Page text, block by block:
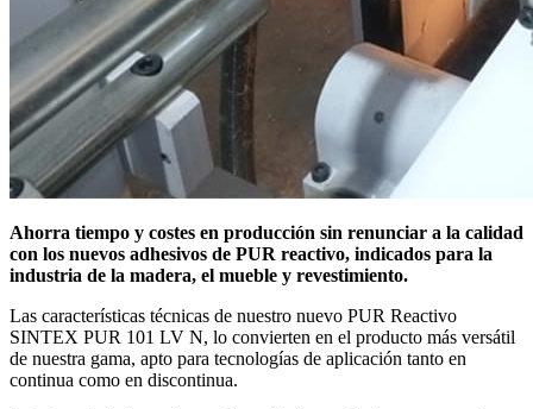
Ahorra tiempo y costes en producción sin renunciar a la calidad
con los nuevos adhesivos de PUR reactivo, indicados para la
industria de la madera, el mueble y revestimiento.
Las características técnicas de nuestro nuevo PUR Reactivo
SINTEX PUR 101 LV N, lo convierten en el producto más versátil
de nuestra gama, apto para tecnologías de aplicación tanto en
continua como en discontinua.